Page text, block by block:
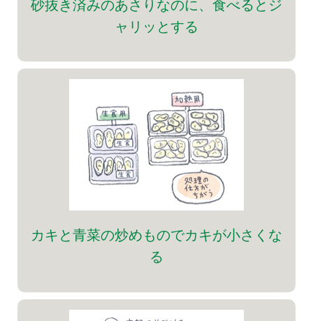
砂抜き済みのあさりなのに、食べるとジ
ャリッとする
カキと青菜の炒めものでカキが小さくな
る